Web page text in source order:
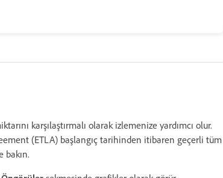
karşılaştırmalı olarak izlemenize yardımcı olur.
(ETLA) başlangıç tarihinden itibaren geçerli tüm
bakın.